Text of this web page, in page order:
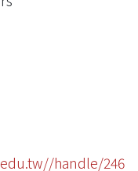
handle/246